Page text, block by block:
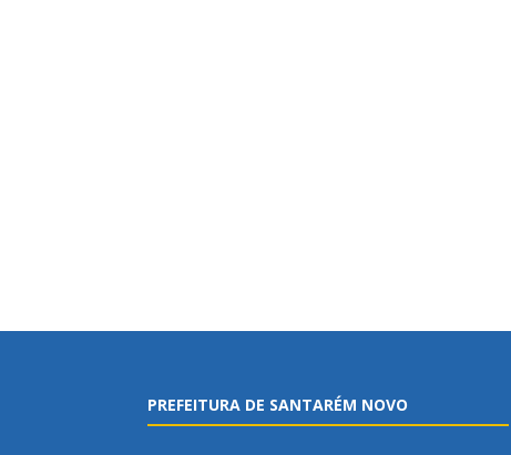
PREFEITURA DE SANTARÉM NOVO